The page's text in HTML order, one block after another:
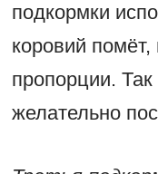
подкормки
коровий
пропорции.
желательно